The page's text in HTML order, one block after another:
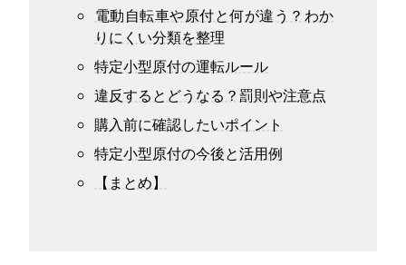
電動自転車や原付と何が違う？わか
りにくい分類を整理
特定小型原付の運転ルール
違反するとどうなる？罰則や注意点
購入前に確認したいポイント
特定小型原付の今後と活用例
【まとめ】